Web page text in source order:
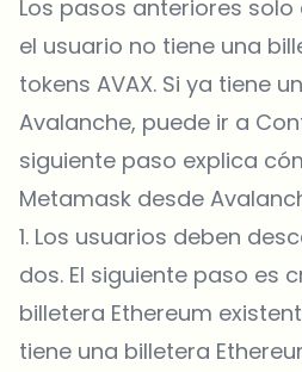
Los pasos anteriores
el usuario no tiene una
tokens AVAX. Si ya tiene
Avalanche, puede ir a
siguiente paso explica
Metamask desde
1. Los usuarios deben
dos. El siguiente paso es
billetera Ethereum
tiene una billetera